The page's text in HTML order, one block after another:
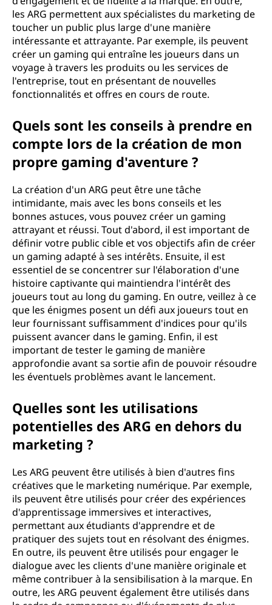
les ARG permettent aux spécialistes du marketing de
toucher un public plus large d'une manière
intéressante et attrayante. Par exemple, ils peuvent
créer un gaming qui entraîne les joueurs dans un
voyage à travers les produits ou les services de
l'entreprise, tout en présentant de nouvelles
fonctionnalités et offres en cours de route.
Quels sont les conseils à prendre en
compte lors de la création de mon
propre gaming d'aventure ?
La création d'un ARG peut être une tâche
intimidante, mais avec les bons conseils et les
bonnes astuces, vous pouvez créer un gaming
attrayant et réussi. Tout d'abord, il est important de
définir votre public cible et vos objectifs afin de créer
un gaming adapté à ses intérêts. Ensuite, il est
essentiel de se concentrer sur l'élaboration d'une
histoire captivante qui maintiendra l'intérêt des
joueurs tout au long du gaming. En outre, veillez à ce
que les énigmes posent un défi aux joueurs tout en
leur fournissant suffisamment d'indices pour qu'ils
puissent avancer dans le gaming. Enfin, il est
important de tester le gaming de manière
approfondie avant sa sortie afin de pouvoir résoudre
les éventuels problèmes avant le lancement.
Quelles sont les utilisations
potentielles des ARG en dehors du
marketing ?
Les ARG peuvent être utilisés à bien d'autres fins
créatives que le marketing numérique. Par exemple,
ils peuvent être utilisés pour créer des expériences
d'apprentissage immersives et interactives,
permettant aux étudiants d'apprendre et de
pratiquer des sujets tout en résolvant des énigmes.
En outre, ils peuvent être utilisés pour engager le
dialogue avec les clients d'une manière originale et
même contribuer à la sensibilisation à la marque. En
outre, les ARG peuvent également être utilisés dans